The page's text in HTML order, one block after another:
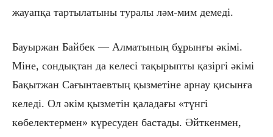
жауапқа тартылатыны туралы ләм-мим демеді.
Бауыржан Байбек — Алматының бұрынғы әкімі.
Міне, сондықтан да келесі тақырыпты қазіргі әкімі
Бақытжан Сағынтаевтың қызметіне арнау қисынға
келеді. Ол әкім қызметін қаладағы «түнгі
көбелектермен» күресуден бастады. Әйткенмен,